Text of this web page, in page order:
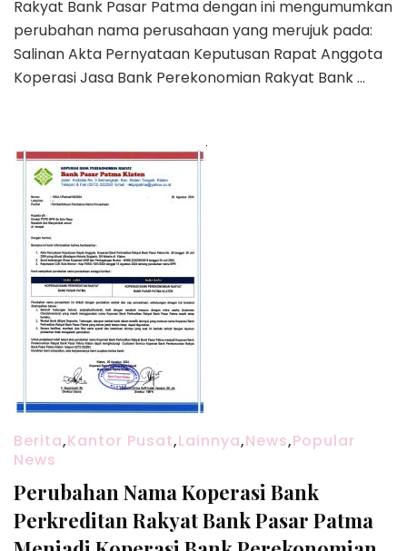
Pasar
Patma
Menjadi
Koperasi
Jasa
Bank
Pasar
Patma
Rakyat Bank Pasar Patma dengan ini mengumumkan
perubahan nama perusahaan yang merujuk pada:
Salinan Akta Pernyataan Keputusan Rapat Anggota
Koperasi Jasa Bank Perekonomian Rakyat Bank …
Berita,Kantor Pusat,Lainnya,News,Popular
News
Perubahan Nama Koperasi Bank
Perkreditan Rakyat Bank Pasar Patma